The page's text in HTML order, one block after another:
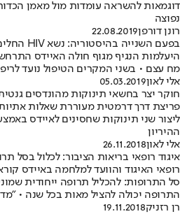
דוגמאות להשראה עומדות מול מאמן
נפוצה
רונן דורפן22.08.2019
בפעם השנייה בהיסטוריה: נשא HIV החלים לגמרי מהנגיף
היעלמות הנגיף מגוף חולה האיידס
מח עצם • בשני המקרים הטיפול נועד
אלי לאון05.03.2019
חוקר יצר בחשאי תינוקות מהונדסים
פריצת דרך דרמטית מעוררת שאלות אתיות
ליצור שני תינוקות שחסינים לאיידס
ההיריון
אלי לאון26.11.2018
איגוד רופאי בריאות הציבור: לכלול בסל
רופאי האיגוד והוועד למלחמה באיידס
התרופה יכולה להציל מאות בכל שנה •
רן רזניק19.11.2018